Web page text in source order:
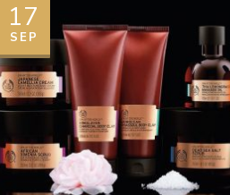
17
SEP